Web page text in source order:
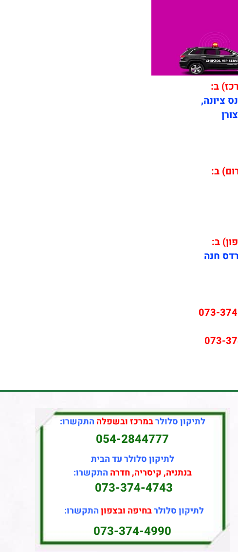
ב:
ציונה,
ב:
ב:
חנה
073-
073-
לתיקון סלולרבמרכז ובשפלה התקשרו:
054-2844777
לתיקון סלולר עד הבית
בנתניה, קיסריה, חדרה התקשרו:
073-374-4743
לתיקון סלולרבחיפה ובצפוןהתקשרו:
073-374-4990